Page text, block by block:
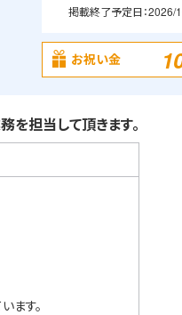
掲載終了予定日：2026/
お祝い金
担当して頂きます。
ます。